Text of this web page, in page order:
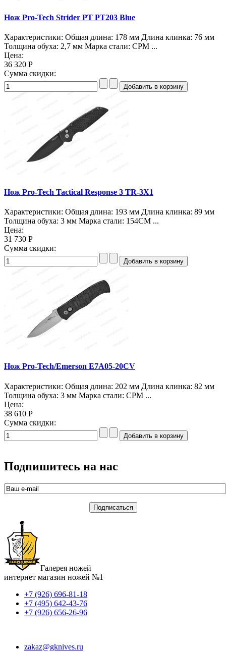
Нож Pro-Tech Strider PT PT203 Blue
Характеристики: Общая длина: 178 мм Длина клинка: 76 мм
Толщина обуха: 2,7 мм Марка стали: CPM ...
Цена:
36 320 Р
Сумма скидки:
Нож Pro-Tech Tactical Response 3 TR-3X1
Характеристики: Общая длина: 193 мм Длина клинка: 89 мм
Толщина обуха: 3 мм Марка стали: 154CM ...
Цена:
31 730 Р
Сумма скидки:
Нож Pro-Tech/Emerson E7A05-20CV
Характеристики: Общая длина: 202 мм Длина клинка: 82 мм
Толщина обуха: 3 мм Марка стали: CPM ...
Цена:
38 610 Р
Сумма скидки:
Подпишитесь на нас
Галерея ножей
интернет магазин ножей №1
+7 (926) 696-81-18
+7 (495) 642-43-76
+7 (926) 656-26-96
zakaz@gknives.ru